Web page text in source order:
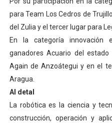
para Team Los Cedros de
del Zulia y el tercer lugar para
En la categoría innovación
ganadores Acuario del
Again de Anzoátegui y en el
Aragua.
Al detal
La robótica es la ciencia y
construcción, operación y